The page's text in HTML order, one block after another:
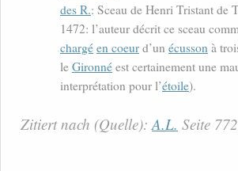
des R.: Sceau de Henri Tristant de
1472: l’auteur décrit ce sceau
chargé en coeur d’un écusson à
le Gironné est certainement une
interprétation pour l’étoile).
Zitiert nach (Quelle):A.L. Seite 772